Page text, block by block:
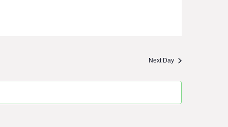
Next Day